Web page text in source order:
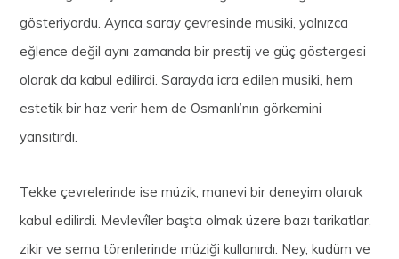
gösteriyordu. Ayrıca saray çevresinde musiki, yalnızca
eğlence değil aynı zamanda bir prestij ve güç göstergesi
olarak da kabul edilirdi. Sarayda icra edilen musiki, hem
estetik bir haz verir hem de Osmanlı’nın görkemini
yansıtırdı.
Tekke çevrelerinde ise müzik, manevi bir deneyim olarak
kabul edilirdi. Mevlevîler başta olmak üzere bazı tarikatlar,
zikir ve sema törenlerinde müziği kullanırdı. Ney, kudüm ve